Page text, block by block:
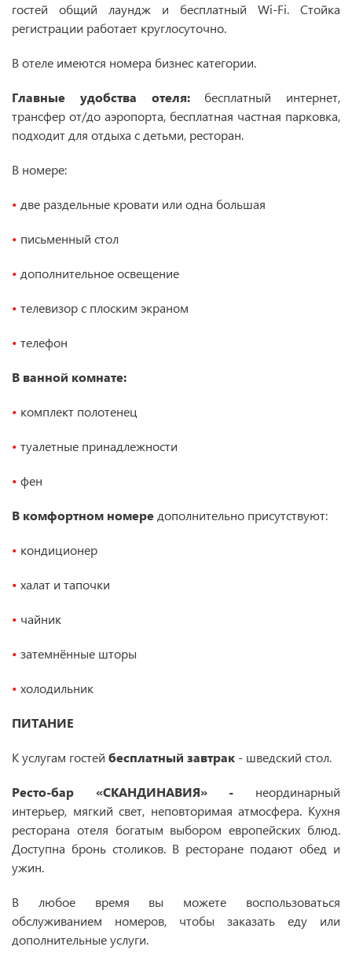
гостей общий лаундж и бесплатный Wi-Fi. Стойка
регистрации работает круглосуточно.
В отеле имеются номера бизнес категории.
Главные удобства отеля: бесплатный интернет,
трансфер от/до аэропорта, бесплатная частная парковка,
подходит для отдыха с детьми, ресторан.
В номере:
• две раздельные кровати или одна большая
• письменный стол
• дополнительное освещение
• телевизор с плоским экраном
• телефон
В ванной комнате:
• комплект полотенец
• туалетные принадлежности
• фен
В комфортном номере дополнительно присутствуют:
• кондиционер
• халат и тапочки
• чайник
• затемнённые шторы
• холодильник
ПИТАНИЕ
К услугам гостей бесплатный завтрак - шведский стол.
Ресто-бар «СКАНДИНАВИЯ» - неординарный
интерьер, мягкий свет, неповторимая атмосфера. Кухня
ресторана отеля богатым выбором европейских блюд.
Доступна бронь столиков. В ресторане подают обед и
ужин.
В любое время вы можете воспользоваться
обслуживанием номеров, чтобы заказать еду или
дополнительные услуги.